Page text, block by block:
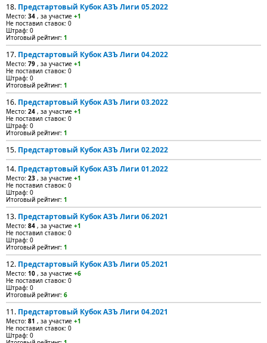
18. Предстартовый Кубок АЗЪ Лиги 05.2022
Место: 34 , за участие +1
Не поставил ставок: 0
Штраф: 0
Итоговый рейтинг: 1
17. Предстартовый Кубок АЗЪ Лиги 04.2022
Место: 79 , за участие +1
Не поставил ставок: 0
Штраф: 0
Итоговый рейтинг: 1
16. Предстартовый Кубок АЗЪ Лиги 03.2022
Место: 24 , за участие +1
Не поставил ставок: 0
Штраф: 0
Итоговый рейтинг: 1
15. Предстартовый Кубок АЗЪ Лиги 02.2022
14. Предстартовый Кубок АЗЪ Лиги 01.2022
Место: 23 , за участие +1
Не поставил ставок: 0
Штраф: 0
Итоговый рейтинг: 1
13. Предстартовый Кубок АЗЪ Лиги 06.2021
Место: 84 , за участие +1
Не поставил ставок: 0
Штраф: 0
Итоговый рейтинг: 1
12. Предстартовый Кубок АЗЪ Лиги 05.2021
Место: 10 , за участие +6
Не поставил ставок: 0
Штраф: 0
Итоговый рейтинг: 6
11. Предстартовый Кубок АЗЪ Лиги 04.2021
Место: 81 , за участие +1
Не поставил ставок: 0
Штраф: 0